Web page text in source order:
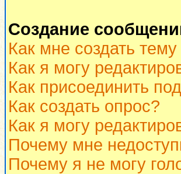
Создание
Как мне создать
Как я могу
Как присоединить
Как создать опрос?
Как я могу
Почему мне
Почему я не могу